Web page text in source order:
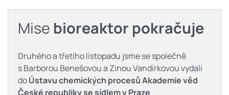
Mise bioreaktor pokračuje
Druhého a třetího listopadu jsme se společně
s Barborou Benešovou a Zinou Vandírkovou vydali
doÚstavu chemických procesů Akademie věd
České republiky se sídlem v Praze.